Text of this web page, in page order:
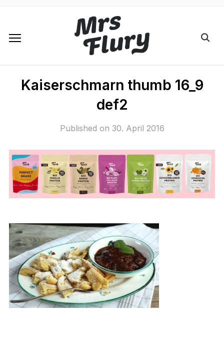
Kaiserschmarn thumb 16_9
def2
Published on 30. April 2016